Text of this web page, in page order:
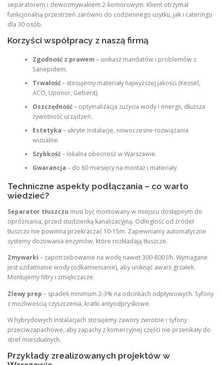
separatorem i zlewozmywakiem 2-komorowym. Klient otrzymał
funkcjonalną przestrzeń zarówno do codziennego użytku, jak i cateringu
dla 30 osób.
Korzyści współpracy z naszą firmą
Zgodność z prawem – unikasz mandatów i problemów z
Sanepidem.
Trwałość– stosujemy materiały najwyższej jakości (Kessel,
ACO, Uponor, Geberit).
Oszczędność– optymalizacja zużycia wody i energii, dłuższa
żywotność urządzeń.
Estetyka – ukryte instalacje, nowoczesne rozwiązania
wizualne.
Szybkość– lokalna obecność w Warszawie.
Gwarancja – do 60 miesięcy na montaż i materiały.
Techniczne aspekty podłączania – co warto
wiedzieć?
Separator tłuszczu musi być montowany w miejscu dostępnym do
opróżniania, przed studzienką kanalizacyjną. Odległość od źródeł
tłuszczu nie powinna przekraczać 10-15m. Zapewniamy automatyczne
systemy dozowania enzymów, które rozkładają tłuszcze.
Zmywarki – zapotrzebowanie na wodę nawet 300-800 l/h. Wymagane
jest uzdatnianie wody (odkamienianie), aby uniknąć awarii grzałek.
Montujemy filtry i zmiękczacze.
Zlewy prep – spadek minimum 2-3% na odcinkach odpływowych. Syfony
z możliwością czyszczenia, kratki antyodpryskowe.
W hybrydowych instalacjach stosujemy zawory zwrotne i syfony
przeciwzapachowe, aby zapachy z komercyjnej części nie przenikały do
stref mieszkalnych.
Przykłady zrealizowanych projektów w